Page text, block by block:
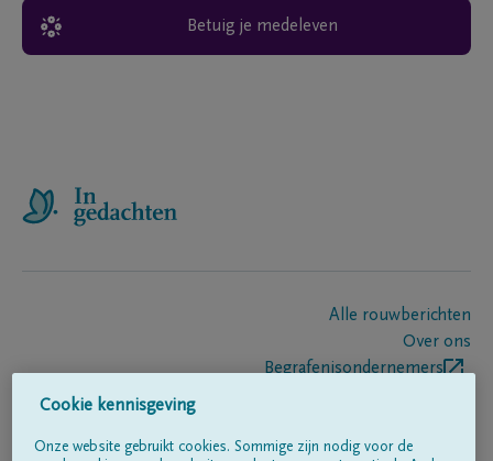
Betuig je medeleven
Alle rouwberichten
Over ons
Begrafenisondernemers
Cookie kennisgeving
Onze website gebruikt cookies. Sommige zijn nodig voor de